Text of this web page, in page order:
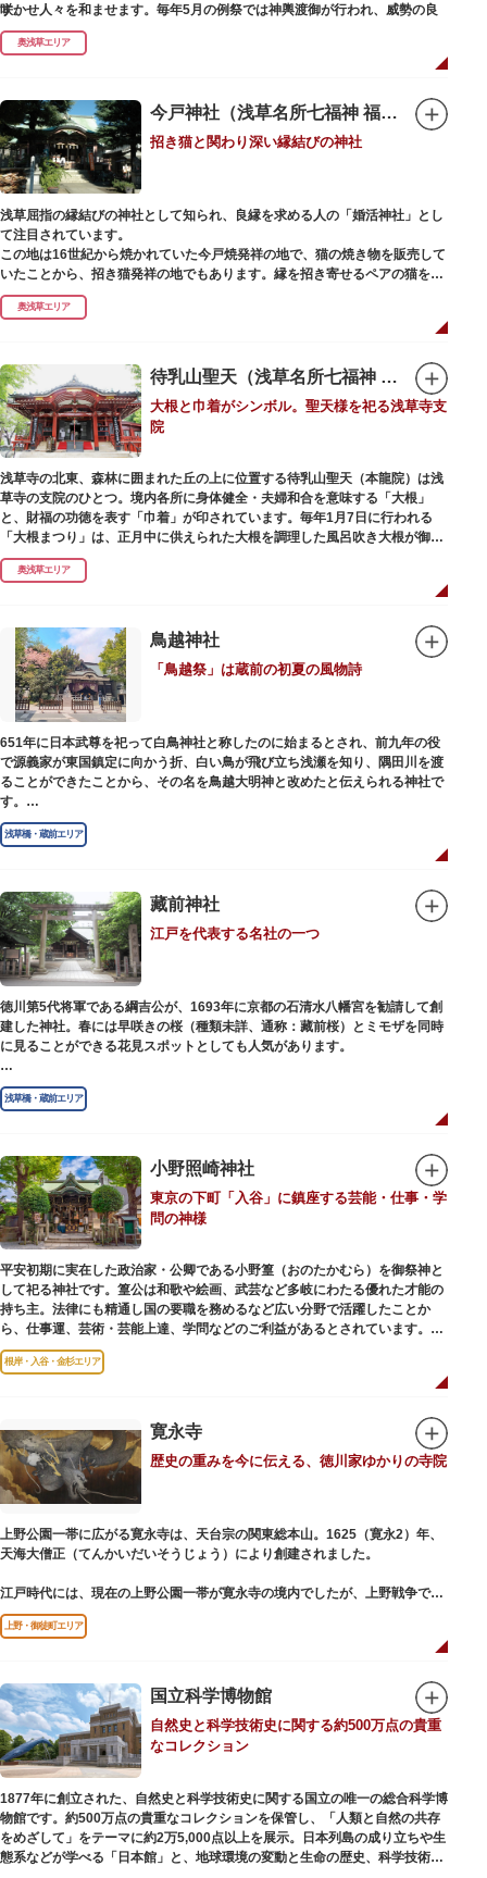
咲かせ人々を和ませます。毎年5月の例祭では神輿渡御が行われ、威勢の良
い掛け声とともに各町は活気にあふれます。
吉原弁財天は浅草名所七福神の一社・弁財天にあたり、七福神に関する授与
す。
奥浅草エリア
今戸神社（浅草名所七福神 福禄寿）
招き猫と関わり深い縁結びの神社
浅草屈指の縁結びの神社として知られ、良縁を求める人の「婚活神社」とし
て注目されています。
この地は16世紀から焼かれていた今戸焼発祥の地で、猫の焼き物を販売して
いたことから、招き猫発祥の地でもあります。縁を招き寄せるペアの猫をモ
チーフにした絵馬や御朱印帳も人気です。
1063（康平6）年、時の奥羽鎮守府源頼朝・義家父子が祈願し鎌倉の鶴ヶ丘
末に活躍した新選組沖田総司の終焉の地の碑も佇んでいます。また、浅草名
所七福神の福禄寿が祀られており、七福神詣りの参拝客でも賑わうスポット
です。
奥浅草エリア
待乳山聖天（浅草名所七福神 毘沙門天）
大根と巾着がシンボル。聖天様を祀る浅草寺支
院
浅草寺の北東、森林に囲まれた丘の上に位置する待乳山聖天（本龍院）は浅
草寺の支院のひとつ。境内各所に身体健全・夫婦和合を意味する「大根」
と、財福の功徳を表す「巾着」が印されています。毎年1月7日に行われる
「大根まつり」は、正月中に供えられた大根を調理した風呂吹き大根が御神
酒とともに参拝者に振る舞われるイベント。聖天様のお下がりの大根をいた
だくことで、心身健康のご利益があるそうです。
養する最高の祈祷法。心願成就の力があると考えられており、依頼すると7
日間毎朝祈祷していただけます。また、浅草名所七福神のひとつとしても知
られ、毘沙門天が祀られています。
奥浅草エリア
鳥越神社
「鳥越祭」は蔵前の初夏の風物詩
651年に日本武尊を祀って白鳥神社と称したのに始まるとされ、前九年の役
で源義家が東国鎮定に向かう折、白い鳥が飛び立ち浅瀬を知り、隅田川を渡
ることができたことから、その名を鳥越大明神と改めたと伝えられる神社で
す。
江戸時代までは三社の神社から成り、約2万坪の広大な敷地を所領していま
したが、天領からの米を収蔵する蔵や、大名屋敷などを建てるために没収さ
が氏子町内を渡御し、夜の宮入道中では、提灯に照らされた神輿が荘厳かつ
幻想的な光景をつくりだします。例年、数十万人の人出があり、多くの観客
で賑わう蔵前の初夏の風物詩になっています。
社務所では、社紋の七曜紋と月星紋がデザインされた御朱印帳の販売や、鳥
越祭の開催期間中は限定御朱印も頒布されます。
浅草橋・蔵前エリア
藏前神社
江戸を代表する名社の一つ
徳川第5代将軍である綱吉公が、1693年に京都の石清水八幡宮を勧請して創
建した神社。春には早咲きの桜（種類未詳、通称：藏前桜）とミモザを同時
に見ることができる花見スポットとしても人気があります。
江戸時代には勧進大相撲の開催地としても知られ、3大強豪力士の谷風、小
野川、雷電などの名力士による幾多の名勝負が繰り広げられ大いに賑わいを
見せました。また、御神輿は昭和の名工・志布景彩（しふけいさい）による
創建当初の社号は「石清水八幡宮」でしたが、1951年に「藏前神社」へと改
称しました。江戸城鬼門除の守護神ならびに徳川将軍家祈願所の一社として
尊崇され、社地は200石の朱印地を賜り、江戸を代表する名社のひとつに数
えられています。赤穂義士討ち入りの成功祈願や、落語の演目にある「元
犬」ゆかりの神社としても知られるパワースポットです。
浅草橋・蔵前エリア
小野照崎神社
東京の下町「入谷」に鎮座する芸能・仕事・学
問の神様
平安初期に実在した政治家・公卿である小野篁（おのたかむら）を御祭神と
して祀る神社です。篁公は和歌や絵画、武芸など多岐にわたる優れた才能の
持ち主。法律にも精通し国の要職を務めるなど広い分野で活躍したことか
ら、仕事運、芸術・芸能上達、学問などのご利益があるとされています。
境内には、国の重要有形民俗文化財であるミニチュアの富士山「富士塚」
や、日本三大に数えられる「庚申塚」、昭和を代表する囲碁棋士・藤沢秀行
印は、うっとりするほど美しいデザインで人気を博しています。
江戸後期には、学問の神様である菅原道真公も回向院より遷され、境内にあ
る末社を含めて15柱もの神様が祀られています。俳優の渥美清が願をかけた
神社としても知られ、映画「男はつらいよ」で寅さんが首にかけているお守
りは、ここ小野照崎神社のものです。
根岸・入谷・金杉エリア
寛永寺
歴史の重みを今に伝える、徳川家ゆかりの寺院
上野公園一帯に広がる寛永寺は、天台宗の関東総本山。1625（寛永2）年、
天海大僧正（てんかいだいそうじょう）により創建されました。
江戸時代には、現在の上野公園一帯が寛永寺の境内でしたが、上野戦争でそ
の多くを焼失。現在は根本中堂をはじめ開山堂（両大師）、不忍池辯天堂、
上野大仏（パゴダ）、輪王殿などの建造物が上野公園とその周辺に点在して
います。戦火を免れた輪王寺門跡御本坊表門、徳川将軍霊廟勅額門など重要
清水観音堂の舞台前に復元された「月の松」は、浮世絵師歌川広重の「名所
江戸百景」にも描かれていることで有名。丸い形の松から不忍池辯天堂を見
下ろす風流な景観は、絶好のフォトスポットとなっています。
東叡山（とうえいざん）という山号は、東の「比叡山延暦寺」を意味してお
り、比叡山や京都の有名寺院になぞらえて上野の山に数多くの堂舎が建立さ
れました。本尊は薬師瑠璃光如来（やくしるりこうにょらい）で、伝教大師
最澄が自ら彫ったと伝えられる秘仏です。徳川歴代将軍の祈祷寺と菩提寺を
兼ね、御霊廟には6名の将軍が埋葬されています。
上野・御徒町エリア
国立科学博物館
自然史と科学技術史に関する約500万点の貴重
なコレクション
1877年に創立された、自然史と科学技術史に関する国立の唯一の総合科学博
物館です。約500万点の貴重なコレクションを保管し、「人類と自然の共存
をめざして」をテーマに約2万5,000点以上を展示。日本列島の成り立ちや生
態系などが学べる「日本館」と、地球環境の変動と生命の歴史、科学技術の